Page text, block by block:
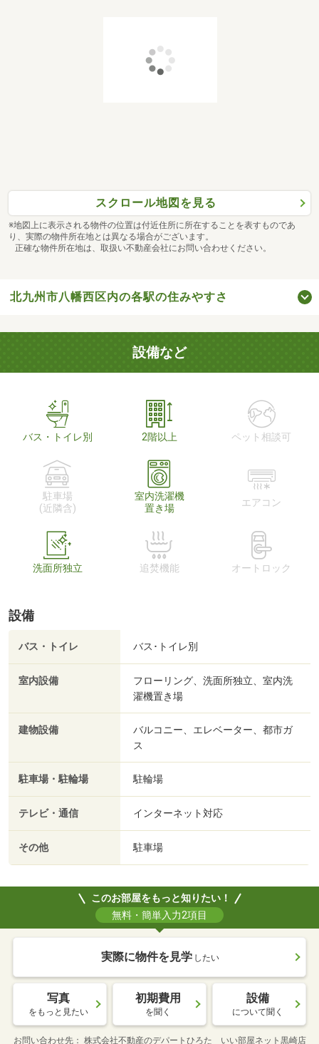
スクロール地図を見る
※地図上に表示される物件の位置は付近住所に所在することを表すものであ
り、実際の物件所在地とは異なる場合がございます。
正確な物件所在地は、取扱い不動産会社にお問い合わせください。
北九州市八幡西区内の各駅の住みやすさ
設備など
バス・トイレ別 2階以上 ペット相談可
駐車場
(近隣含)
室内洗濯機
置き場
エアコン
洗面所独立 追焚機能 オートロック
設備
バス・トイレ バス･トイレ別
室内設備
フローリング、洗面所独立、室内洗
濯機置き場
建物設備
バルコニー、エレベーター、都市ガ
ス
駐車場・駐輪場 駐輪場
テレビ・通信 インターネット対応
その他 駐車場
このお部屋をもっと知りたい！
無料・簡単入力2項目
実際に物件を見学 したい
写真
をもっと見たい
初期費用
を聞く
設備
について聞く
お問い合わせ先 株式会社不動産のデパートひろた いい部屋ネット黒崎店